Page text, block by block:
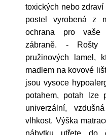
toxických nebo
postel vyrobená z
ochrana pro vaše
zábraně. - Rošty
pružinových lamel,
madlem na kovové
jsou vysoce
potahem, potah lze
univerzální,
vlhkost. Výška
nábytku utřete do